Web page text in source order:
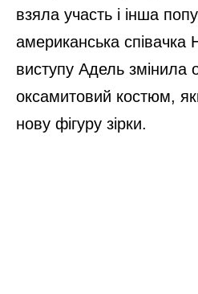
взяла участь і інша
американська співачка
виступу Адель змінила
оксамитовий костюм,
нову фігуру зірки.